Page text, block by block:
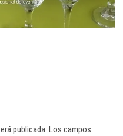
publicada. Los campos